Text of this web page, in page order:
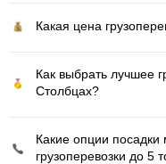
Какая цена
Как выбрать лучшее
Столбцах?
Какие опции посадки
грузоперевозки до 5